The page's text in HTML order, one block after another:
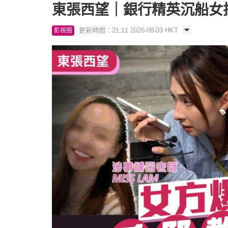
東張西望｜銀行精英沉船
影視圈 更新時間：21:11 2026-08-03 HKT